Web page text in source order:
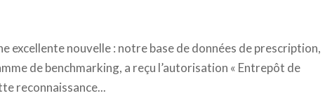
excellente nouvelle : notre base de données de prescription,
de benchmarking, a reçu l’autorisation « Entrepôt de
reconnaissance...